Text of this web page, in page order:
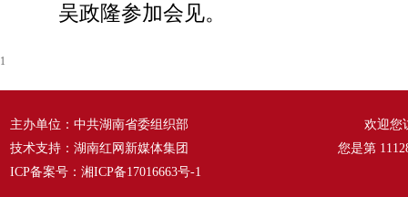
吴政隆参加会见。
1
主办单位：中共湖南省委组织部
技术支持：湖南红网新媒体集团
ICP备案号： 湘ICP备17016663号-1
欢迎您
您是第